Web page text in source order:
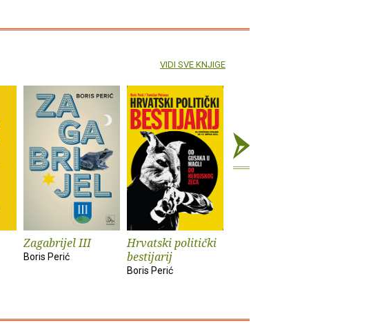
Zagabrijel III
Boris Perić
Hrvatski politički
bestijarij
Boris Perić
VIDI SVE KNJIGE